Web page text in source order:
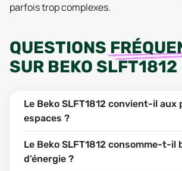
parfois trop complexes.
QUESTIONS
SUR BEKO SLFT1812
Le Beko SLFT1812 convient-il aux
espaces ?
Le Beko SLFT1812 consomme-t-il
d’énergie ?